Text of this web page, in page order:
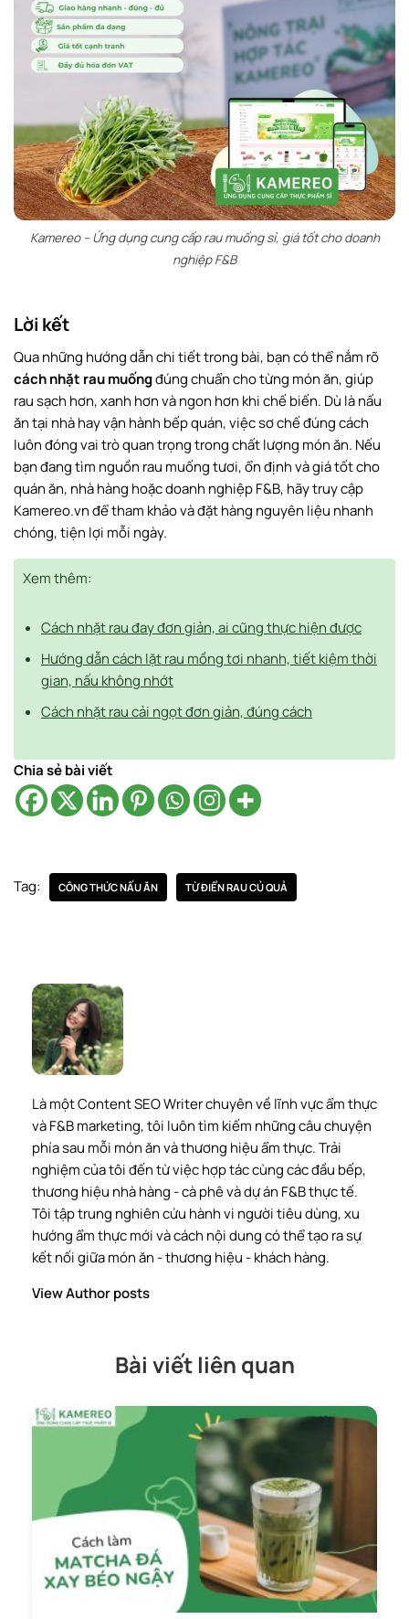
Kamereo – Ứng dụng cung cấp rau muống sỉ, giá tốt cho doanh
nghiệp F&B
Lời kết
Qua những hướng dẫn chi tiết trong bài, bạn có thể nắm rõ
cách nhặt rau muốngđúng chuẩn cho từng món ăn, giúp
rau sạch hơn, xanh hơn và ngon hơn khi chế biến. Dù là nấu
ăn tại nhà hay vận hành bếp quán, việc sơ chế đúng cách
luôn đóng vai trò quan trọng trong chất lượng món ăn. Nếu
bạn đang tìm nguồn rau muống tươi, ổn định và giá tốt cho
quán ăn, nhà hàng hoặc doanh nghiệp F&B, hãy truy cập
Kamereo.vn để tham khảo và đặt hàng nguyên liệu nhanh
chóng, tiện lợi mỗi ngày.
Xem thêm:
Cách nhặt rau đay đơn giản, ai cũng thực hiện được
Hướng dẫn cách lặt rau mồng tơi nhanh, tiết kiệm thời
gian, nấu không nhớt
Cách nhặt rau cải ngọt đơn giản, đúng cách
Chia sẻ bài viết
Tag: CÔNG THỨC NẤU ĂN TỪ ĐIỂN RAU CỦ QUẢ
Là một Content SEO Writer chuyên về lĩnh vực ẩm thực
và F&B marketing, tôi luôn tìm kiếm những câu chuyện
phía sau mỗi món ăn và thương hiệu ẩm thực. Trải
nghiệm của tôi đến từ việc hợp tác cùng các đầu bếp,
thương hiệu nhà hàng - cà phê và dự án F&B thực tế.
Tôi tập trung nghiên cứu hành vi người tiêu dùng, xu
hướng ẩm thực mới và cách nội dung có thể tạo ra sự
kết nối giữa món ăn - thương hiệu - khách hàng.
View Author posts
Bài viết liên quan